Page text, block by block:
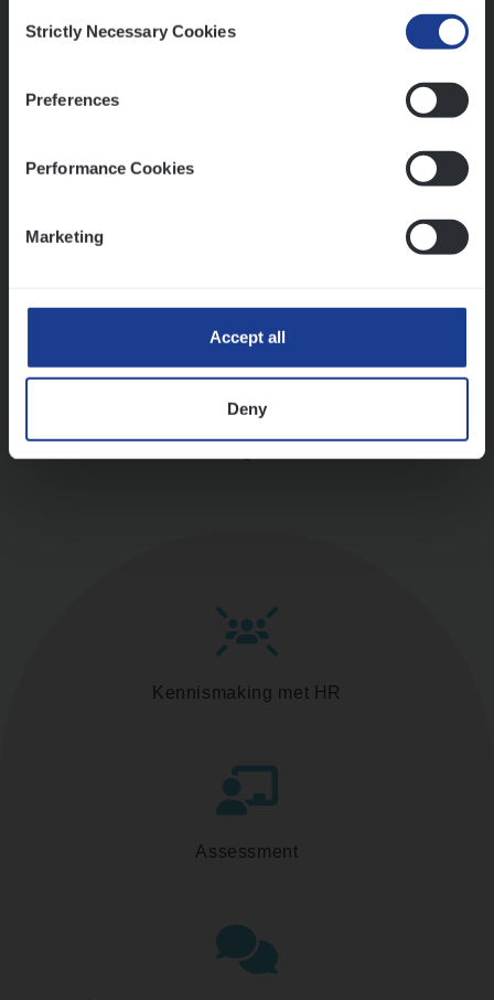
Selection
Strictly Necessary Cookies
Preferences
Performance Cookies
Marketing
Accept all
Deny
Vorige Volgende
Mathias houdt van diepgaande dossiers én droge
Thalia zoekt graag oplossingen, in games én op het
Ons sollicitatieproces
Kennismaking met HR
Assessment